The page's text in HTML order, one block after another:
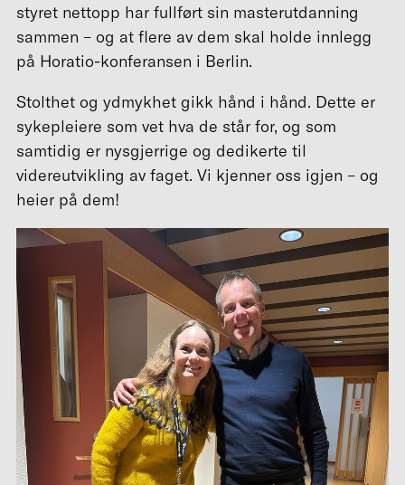
styret nettopp har fullført sin masterutdanning
sammen – og at flere av dem skal holde innlegg
på Horatio-konferansen i Berlin.
Stolthet og ydmykhet gikk hånd i hånd. Dette er
sykepleiere som vet hva de står for, og som
samtidig er nysgjerrige og dedikerte til
videreutvikling av faget. Vi kjenner oss igjen – og
heier på dem!